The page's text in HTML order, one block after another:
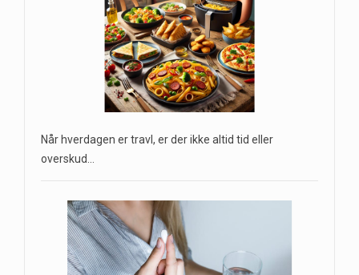
Når hverdagen er travl, er der ikke altid tid eller
overskud…